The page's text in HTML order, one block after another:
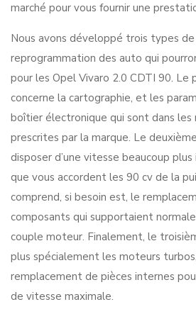
marché pour vous fournir une
Nous avons développé trois types
reprogrammation des auto qui
pour les Opel Vivaro 2.0 CDTI 90. Le
concerne la cartographie, et les
boîtier électronique qui sont dans les
prescrites par la marque. Le
disposer d’une vitesse beaucoup
que vous accordent les 90 cv de la
comprend, si besoin est, le
composants qui supportaient
couple moteur. Finalement, le
plus spécialement les moteurs
remplacement de pièces internes
de vitesse maximale.